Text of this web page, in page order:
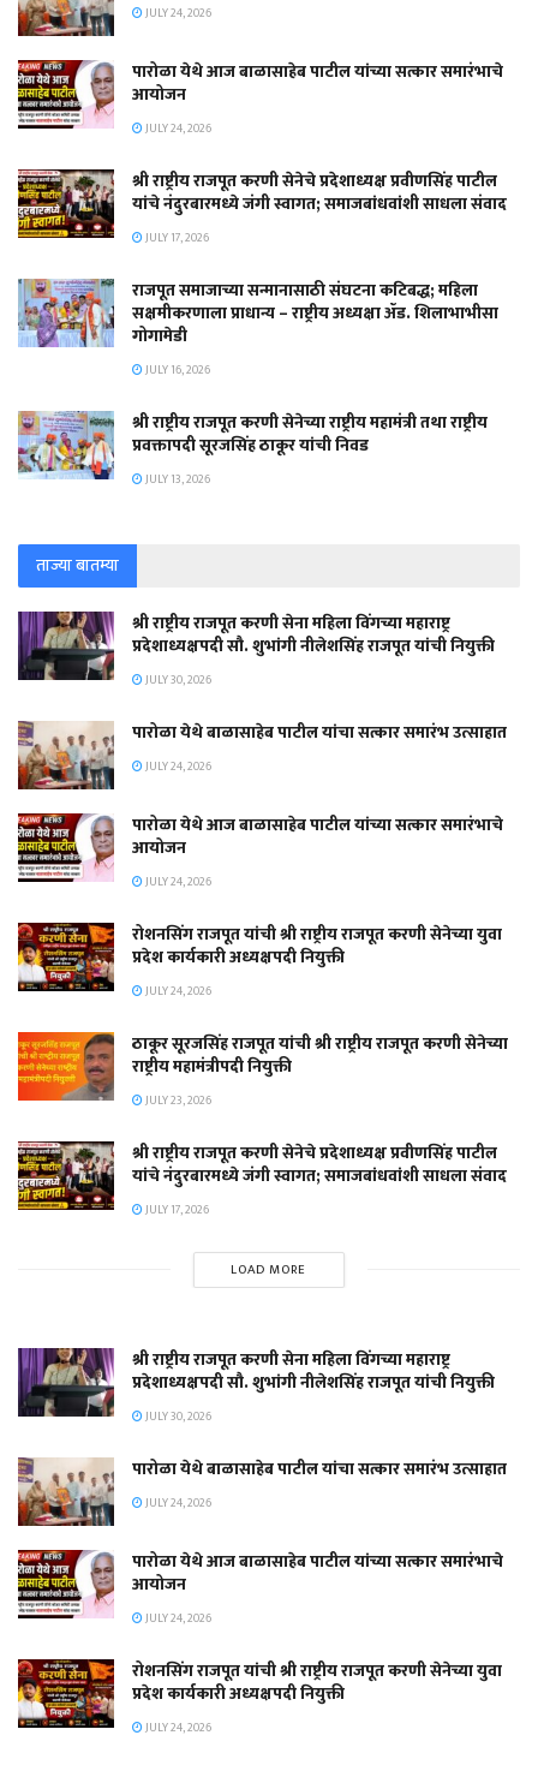
JULY 24, 2026
पारोळा येथे आज बाळासाहेब पाटील यांच्या सत्कार समारंभाचे
आयोजन
JULY 24, 2026
श्री राष्ट्रीय राजपूत करणी सेनेचे प्रदेशाध्यक्ष प्रवीणसिंह पाटील
यांचे नंदुरबारमध्ये जंगी स्वागत; समाजबांधवांशी साधला संवाद
JULY 17, 2026
राजपूत समाजाच्या सन्मानासाठी संघटना कटिबद्ध; महिला
सक्षमीकरणाला प्राधान्य – राष्ट्रीय अध्यक्षा ॲड. शिलाभाभीसा
गोगामेडी
JULY 16, 2026
श्री राष्ट्रीय राजपूत करणी सेनेच्या राष्ट्रीय महामंत्री तथा राष्ट्रीय
प्रवक्तापदी सूरजसिंह ठाकूर यांची निवड
JULY 13, 2026
ताज्या बातम्या
श्री राष्ट्रीय राजपूत करणी सेना महिला विंगच्या महाराष्ट्र
प्रदेशाध्यक्षपदी सौ. शुभांगी नीलेशसिंह राजपूत यांची नियुक्ती
JULY 30, 2026
पारोळा येथे बाळासाहेब पाटील यांचा सत्कार समारंभ उत्साहात
JULY 24, 2026
पारोळा येथे आज बाळासाहेब पाटील यांच्या सत्कार समारंभाचे
आयोजन
JULY 24, 2026
रोशनसिंग राजपूत यांची श्री राष्ट्रीय राजपूत करणी सेनेच्या युवा
प्रदेश कार्यकारी अध्यक्षपदी नियुक्ती
JULY 24, 2026
ठाकूर सूरजसिंह राजपूत यांची श्री राष्ट्रीय राजपूत करणी सेनेच्या
राष्ट्रीय महामंत्रीपदी नियुक्ती
JULY 23, 2026
श्री राष्ट्रीय राजपूत करणी सेनेचे प्रदेशाध्यक्ष प्रवीणसिंह पाटील
यांचे नंदुरबारमध्ये जंगी स्वागत; समाजबांधवांशी साधला संवाद
JULY 17, 2026
LOAD MORE
श्री राष्ट्रीय राजपूत करणी सेना महिला विंगच्या महाराष्ट्र
प्रदेशाध्यक्षपदी सौ. शुभांगी नीलेशसिंह राजपूत यांची नियुक्ती
JULY 30, 2026
पारोळा येथे बाळासाहेब पाटील यांचा सत्कार समारंभ उत्साहात
JULY 24, 2026
पारोळा येथे आज बाळासाहेब पाटील यांच्या सत्कार समारंभाचे
आयोजन
JULY 24, 2026
रोशनसिंग राजपूत यांची श्री राष्ट्रीय राजपूत करणी सेनेच्या युवा
प्रदेश कार्यकारी अध्यक्षपदी नियुक्ती
JULY 24, 2026